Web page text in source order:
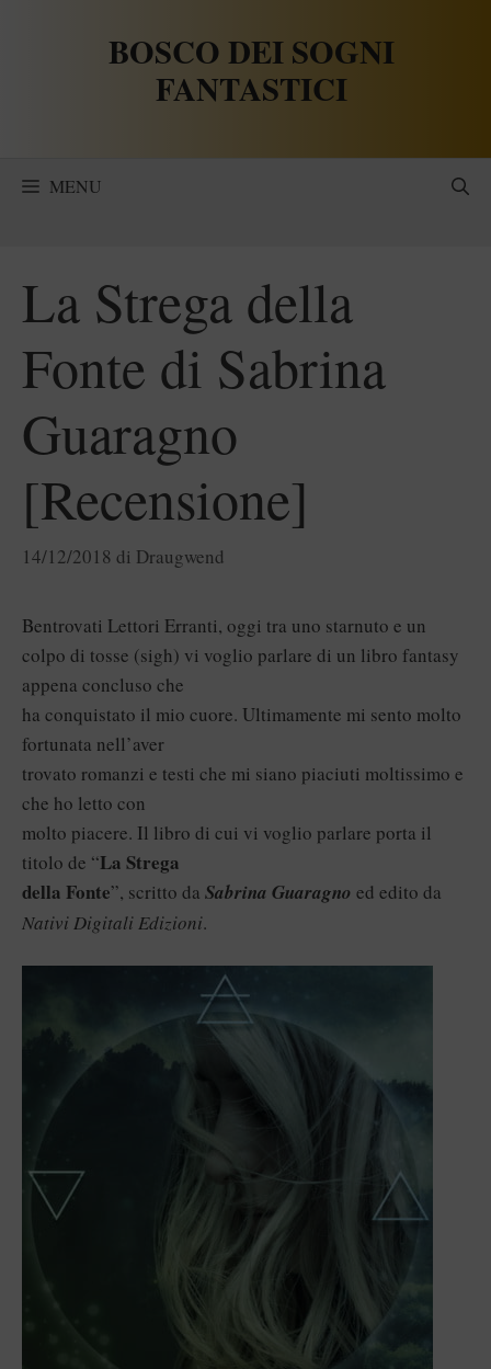
BOSCO DEI SOGNI
FANTASTICI
MENU
La Strega della
Fonte di Sabrina
Guaragno
[Recensione]
14/12/2018 di Draugwend
Bentrovati Lettori Erranti, oggi tra uno starnuto e un
colpo di tosse (sigh) vi voglio parlare di un libro fantasy
appena concluso che
ha conquistato il mio cuore. Ultimamente mi sento molto
fortunata nell’aver
trovato romanzi e testi che mi siano piaciuti moltissimo e
che ho letto con
molto piacere. Il libro di cui vi voglio parlare porta il
titolo de “La Strega
della Fonte”, scritto da Sabrina Guaragno ed edito da
Nativi Digitali Edizioni.